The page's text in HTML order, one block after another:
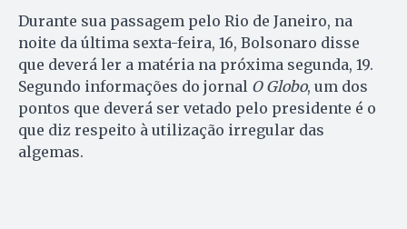
Durante sua passagem pelo Rio de Janeiro, na
noite da última sexta-feira, 16, Bolsonaro disse
que deverá ler a matéria na próxima segunda, 19.
Segundo informações do jornal O Globo, um dos
pontos que deverá ser vetado pelo presidente é o
que diz respeito à utilização irregular das
algemas.